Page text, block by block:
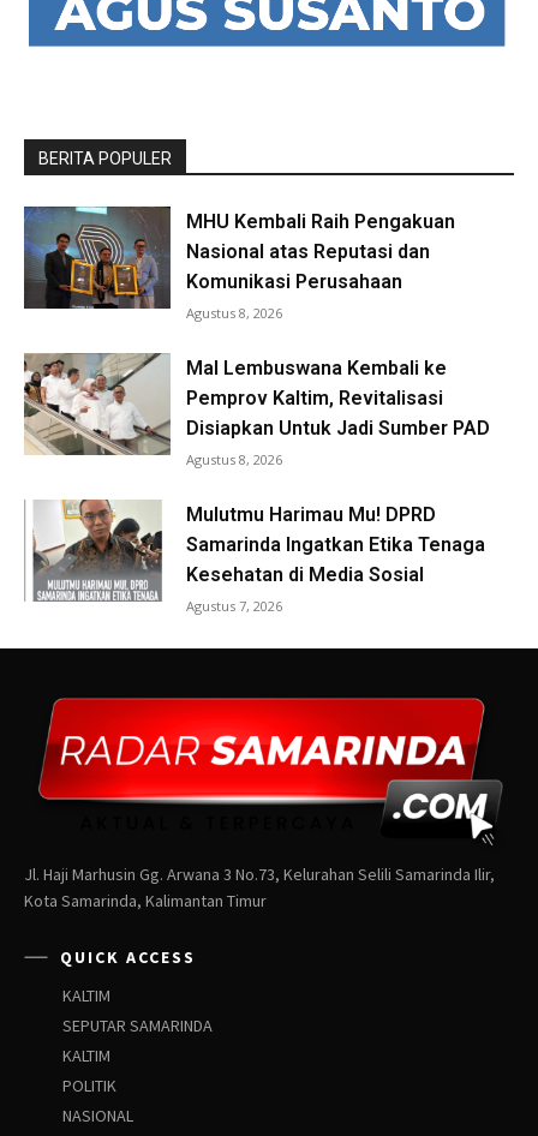
Jl. Haji Marhusin Gg. Arwana 3 No.73, Kelurahan Selili Samarinda Ilir,
Kota Samarinda, Kalimantan Timur
QUICK ACCESS
KALTIM
SEPUTAR SAMARINDA
KALTIM
POLITIK
NASIONAL